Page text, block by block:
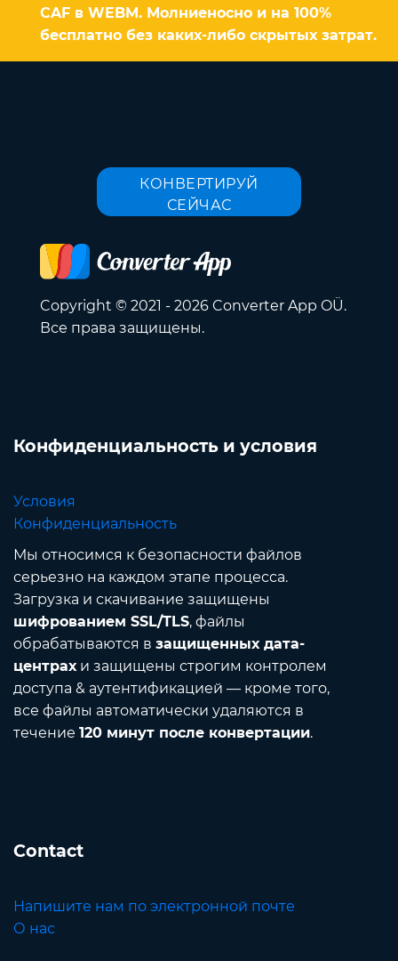
CAF в WEBM. Молниеносно и на 100%
бесплатно без каких-либо скрытых затрат.
КОНВЕРТИРУЙ
СЕЙЧАС
Copyright © 2021 - 2026 Converter App OÜ.
Все права защищены.
Конфиденциальность и условия
Условия
Конфиденциальность
Мы относимся к безопасности файлов
серьезно на каждом этапе процесса.
Загрузка и скачивание защищены
шифрованием SSL/TLS, файлы
обрабатываются в защищенных дата-
центрах и защищены строгим контролем
доступа & аутентификацией — кроме того,
все файлы автоматически удаляются в
течение 120 минут после конвертации.
Contact
Напишите нам по электронной почте
О нас